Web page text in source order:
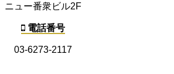
ニュー番衆ビル2F
電話番号
03-6273-2117